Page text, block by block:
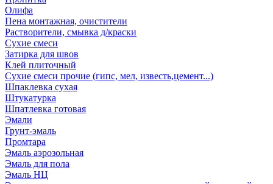
Олифа
Пена монтажная, очистители
Растворители, смывка д/краски
Сухие смеси
Затирка для швов
Клей плиточный
Сухие смеси прочие (гипс, мел, известь,цемент...)
Шпаклевка сухая
Штукатурка
Шпатлевка готовая
Эмали
Грунт-эмаль
Промтара
Эмаль аэрозольная
Эмаль для пола
Эмаль НЦ